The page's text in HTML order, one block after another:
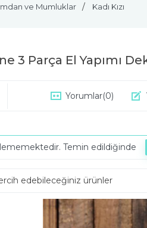
ve Mumluklar Kadı Kızı
3 Parça El Yapımı
Yorumlar(0)
Temin edildiğinde
edebileceğiniz ürünler